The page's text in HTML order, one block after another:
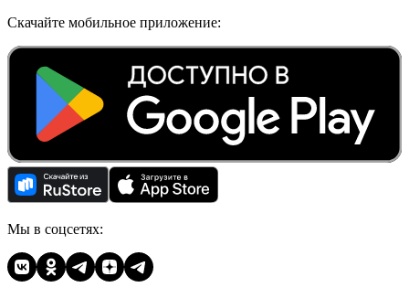
Скачайте мобильное приложение:
Мы в соцсетях: